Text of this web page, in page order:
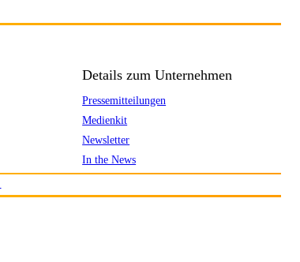
Details zum Unternehmen
Pressemitteilungen
Medienkit
Newsletter
In the News